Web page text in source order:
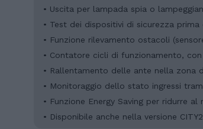
• Uscita per lampada spia o
• Test dei dispositivi di sicurezza prima
• Funzione rilevamento ostacoli
• Contatore cicli di funzionamento,
• Rallentamento delle ante nella zona
• Monitoraggio dello stato ingressi
• Funzione Energy Saving per ridurre
• Disponibile anche nella versione